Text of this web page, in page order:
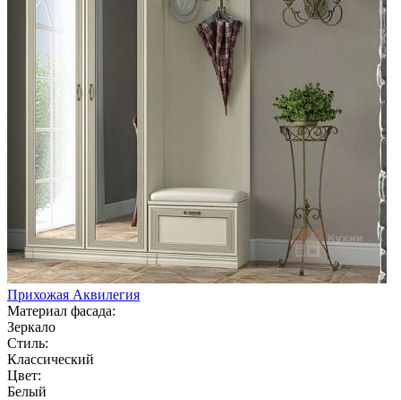
Прихожая Аквилегия
Материал фасада:
Зеркало
Стиль:
Классический
Цвет:
Белый